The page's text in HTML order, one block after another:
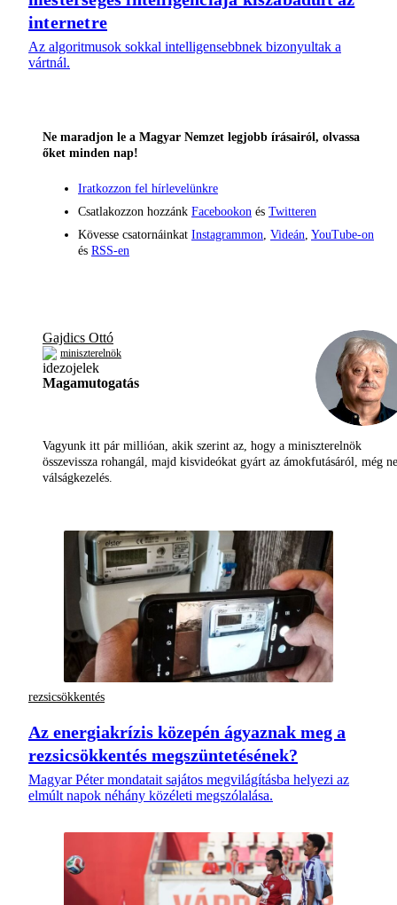
internetre
Az algoritmusok sokkal intelligensebbnek bizonyultak a
vártnál.
Ne maradjon le a Magyar Nemzet legjobb írásairól, olvassa
őket minden nap!
Iratkozzon fel hírlevelünkre
Csatlakozzon hozzánk Facebookon és Twitteren
Kövesse csatornáinkat Instagrammon Videán YouTube-on
és RSS-en
Gajdics Ottó
miniszterelnök
Magamutogatás
Vagyunk itt pár millióan, akik szerint az, hogy a miniszterelnök
összevissza rohangál, majd kisvideókat gyárt az ámokfutásáról, még
válságkezelés.
rezsicsökkentés
Az energiakrízis közepén ágyaznak meg a
rezsicsökkentés megszüntetésének?
Magyar Péter mondatait sajátos megvilágításba helyezi az
elmúlt napok néhány közéleti megszólalása.